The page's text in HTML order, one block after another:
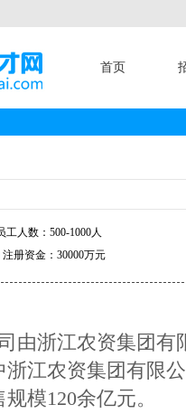
首页
工人数：500-1000人
注册资金：30000万元
由浙江农资集团有
江农资集团有限
模120余亿元。